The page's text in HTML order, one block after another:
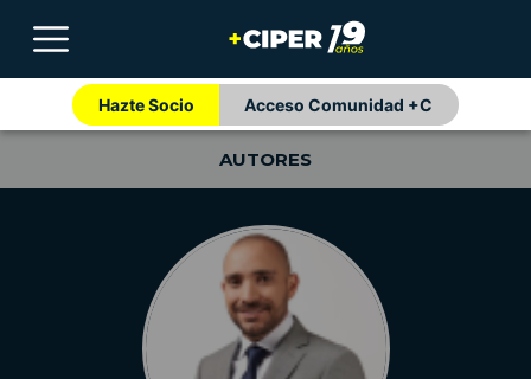
Hazte Socio Acceso Comunidad +C
AUTORES